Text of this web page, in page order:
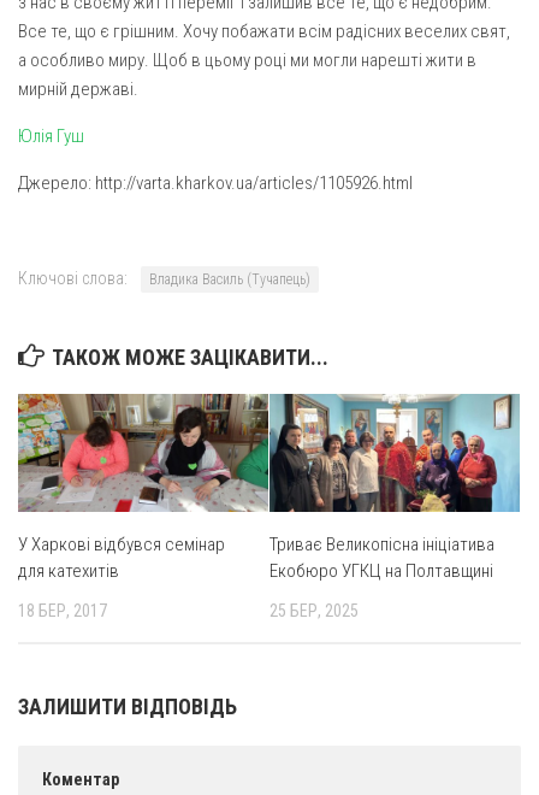
Все те, що є грішним. Хочу побажати всім радісних веселих свят,
а особливо миру. Щоб в цьому році ми могли нарешті жити в
мирній державі.
Юлія Гуш
Джерело: http://varta.kharkov.ua/articles/1105926.html
Ключові слова: Владика Василь (Тучапець)
ТАКОЖ МОЖЕ ЗАЦІКАВИТИ...
У Харкові відбувся семінар
для катехитів
18 БЕР, 2017
Триває Великопісна ініціатива
Екобюро УГКЦ на Полтавщині
25 БЕР, 2025
ЗАЛИШИТИ ВІДПОВІДЬ
Коментар